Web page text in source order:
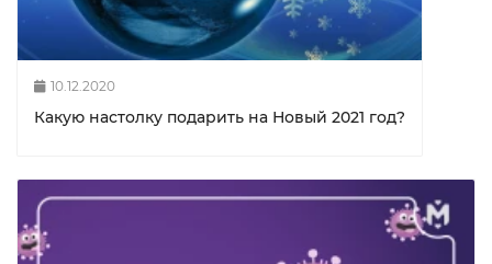
10.12.2020
Какую настолку подарить на Новый 2021 год?